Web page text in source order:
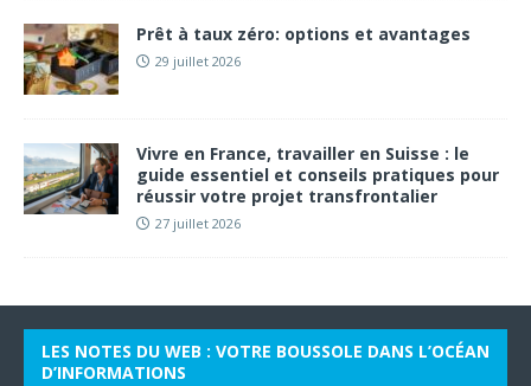
Prêt à taux zéro: options et avantages
29 juillet 2026
Vivre en France, travailler en Suisse : le
guide essentiel et conseils pratiques pour
réussir votre projet transfrontalier
27 juillet 2026
LES NOTES DU WEB : VOTRE BOUSSOLE DANS L’OCÉAN
D’INFORMATIONS